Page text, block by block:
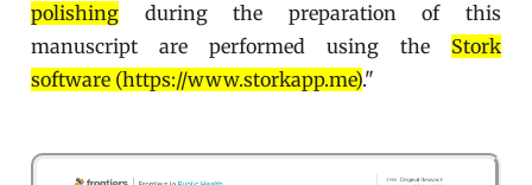
polishing during the preparation of this
manuscript are performed using the Stork
software (https://www.storkapp.me)."